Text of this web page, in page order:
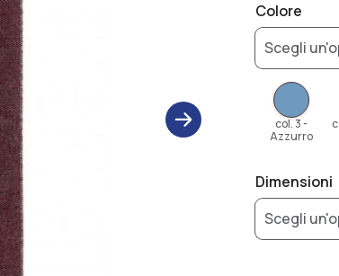
next
Colore
col. 3 -
Azzurro
Dimensioni